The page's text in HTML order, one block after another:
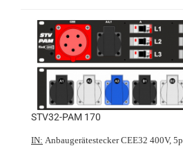
STV32-PAM 170
IN: Anbaugerätestecker CEE32 400V,